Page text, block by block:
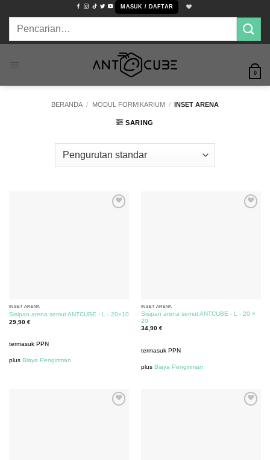
content
MASUK / DAFTAR
Pencarian
0
BERANDA / MODUL FORMIKARIUM / INSET ARENA
SARING
INSET ARENA
Sisipan arena semut ANTCUBE - L - 20×10
29,90 €
termasuk PPN
plus Biaya Pengiriman
INSET ARENA
Sisipan arena semut ANTCUBE - L - 20 ×
20
34,90 €
termasuk PPN
plus Biaya Pengiriman